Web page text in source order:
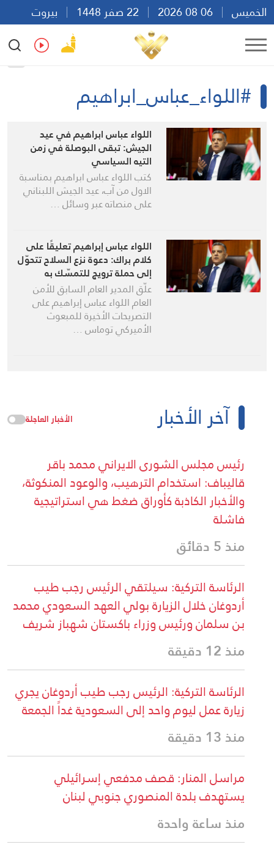
الخميس
بيروت
22:38
Ar
#اللواء_عباس_ابراهيم
اللواء عباس ابراهيم في عيد
الجيش: تبقى البوصلة في زمن
التيه السياسي
كتب اللواء عباس ابراهيم بمناسبة
الاول من آب، عيد الجيش اللبناني
على منصاته عبر وسائل …
اللواء عباس إبراهيم تعليقًا على
كلام براك: دعوة نزع السلاح تتحوّل
إلى حملة ترويج للتمسّك به
علّق المدير العام السابق للأمن
العام اللواء عباس إبراهيم على
التصريحات الأخيرة للمبعوث
الأميركي توماس …
آخر الأخبار الأخبار العاجلة
رئيس مجلس الشورى الايراني محمد باقر
قاليباف: استخدام الترهيب، والوعود المنكوثة،
والأخبار الكاذبة كأوراق ضغط هي استراتيجية
فاشلة
منذ 5 دقائق
الرئاسة التركية: سيلتقي الرئيس رجب طيب
أردوغان خلال الزيارة بولي العهد السعودي محمد
بن سلمان ورئيس وزراء باكستان شهباز شريف
منذ 12 دقيقة
الرئاسة التركية: الرئيس رجب طيب أردوغان يجري
زيارة عمل ليوم واحد إلى السعودية غداً الجمعة
منذ 13 دقيقة
مراسل المنار: قصف مدفعي إسرائيلي
يستهدف بلدة المنصوري جنوبي لبنان
منذ ساعة واحدة